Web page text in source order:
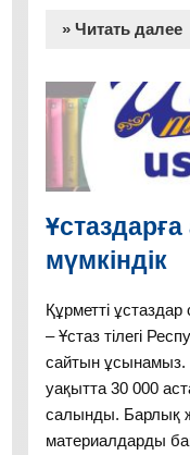
» Читать далее
мүмкіндік
Құрметті
– Ұстаз тілегі
сайтын ұсынамыз.
уақытта 30 000
салынды. Барлық
материалдарды